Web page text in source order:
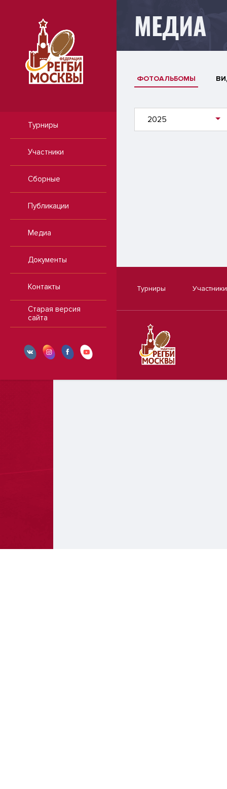
Турниры
Участники
Сборные
Публикации
Медиа
Документы
Контакты
Старая версия
сайта
МЕДИА
ФОТОАЛЬБОМЫ
2025
Турниры Участники